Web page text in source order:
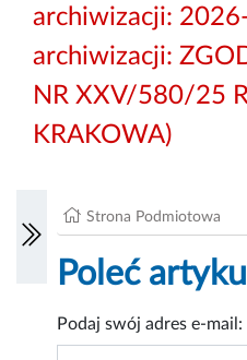
archiwizacji:
archiwizacji:
NR XXV/580/25
KRAKOWA)
Strona Podmiotowa
Poleć
Podaj swój adres e-mail: